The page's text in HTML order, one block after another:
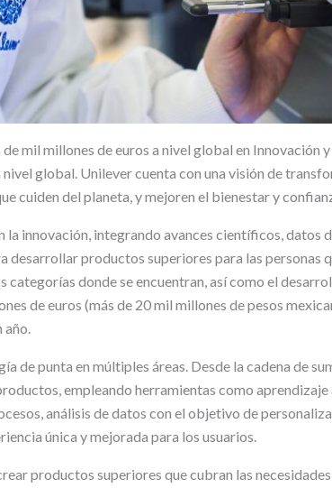
mil millones de euros a nivel global en Innovación
global. Unilever cuenta con una visión de
cuiden del planeta, y mejoren el bienestar y
innovación, integrando avances científicos, datos
productos superiores para las personas
donde se encuentran, así como el
de euros (más de 20 mil millones de pesos
año.
de punta en múltiples áreas. Desde la cadena de
empleando herramientas como
análisis de datos con el objetivo de
única y mejorada para los usuarios.
productos superiores que cubran las